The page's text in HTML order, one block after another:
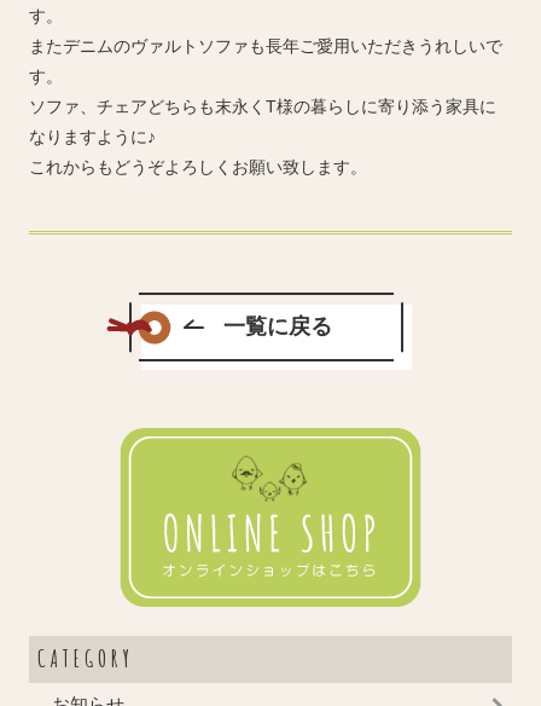
CATEGORY
す。
またデニムのヴァルトソファも長年ご愛用いただきうれしいで
す。
ソファ、チェアどちらも末永くT様の暮らしに寄り添う家具に
なりますように♪
これからもどうぞよろしくお願い致します。
一覧に戻る